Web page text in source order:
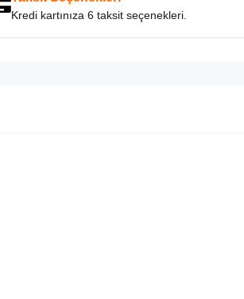
Kredi kartınıza 6 taksit seçenekleri.